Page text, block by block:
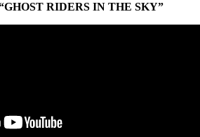
RIDERS IN THE SKY”